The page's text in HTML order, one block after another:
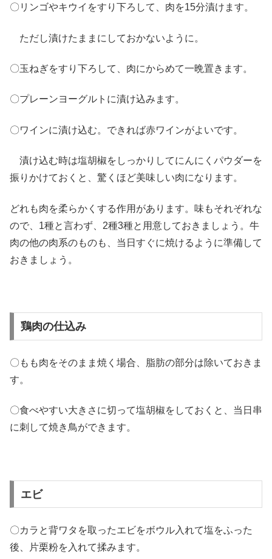
〇リンゴやキウイをすり下ろして、肉を15分漬けます。
ただし漬けたままにしておかないように。
〇玉ねぎをすり下ろして、肉にからめて一晩置きます。
〇プレーンヨーグルトに漬け込みます。
〇ワインに漬け込む。できれば赤ワインがよいです。
漬け込む時は塩胡椒をしっかりしてにんにくパウダーを
振りかけておくと、驚くほど美味しい肉になります。
どれも肉を柔らかくする作用があります。味もそれぞれな
ので、1種と言わず、2種3種と用意しておきましょう。牛
肉の他の肉系のものも、当日すぐに焼けるように準備して
おきましょう。
鶏肉の仕込み
〇もも肉をそのまま焼く場合、脂肪の部分は除いておきま
す。
〇食べやすい大きさに切って塩胡椒をしておくと、当日串
に刺して焼き鳥ができます。
エビ
〇カラと背ワタを取ったエビをボウル入れて塩をふった
後、片栗粉を入れて揉みます。